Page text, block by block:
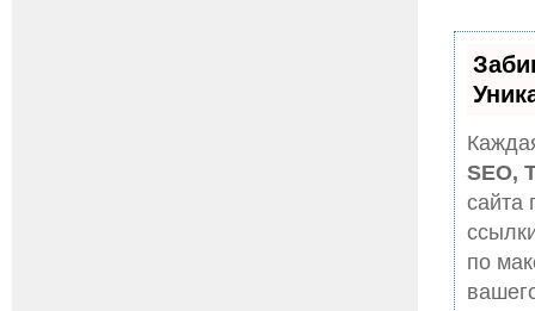
SEO,
сайта
по